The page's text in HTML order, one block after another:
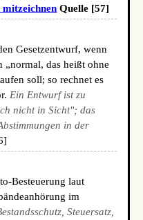
mitzeichnen Quelle [57]
Gesetzentwurf, wenn
„normal, das heißt ohne
soll; so rechnet es
Ein Entwurf ist zu
nicht in Sicht"; das
in der
Besteuerung laut
im
Steuersatz,